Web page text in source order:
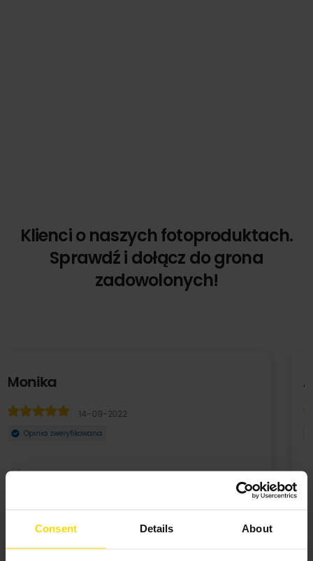
Consent Details About
Klienci o naszych fotoproduktach.
Sprawdź i dołącz do grona
zadowolonych!
Opinia zweryfikowana
Zamówiłam kubek ze zdjęciem na prezent. To był strzał w 10.